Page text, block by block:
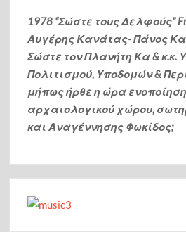
1978 “Σώστε τους Δελφούς”
Αυγέρης Κανάτας- Πάνος
Σώστε τον Πλανήτη Κα & κ.κ.
Πολιτισμού, Υποδομών &
μήπως ήρθε η ώρα
αρχαιολογικού χώρου,
και Αναγέννησης Φωκίδος;